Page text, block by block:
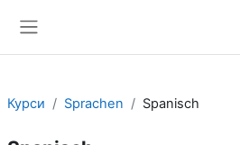
Курси Sprachen Spanisch